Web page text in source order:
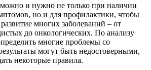
можно и нужно не только при наличии
но и для профилактики, чтобы
многих заболеваний – от
до онкологических. По анализу
многие проблемы со
могут быть недостоверными,
некоторые правила.